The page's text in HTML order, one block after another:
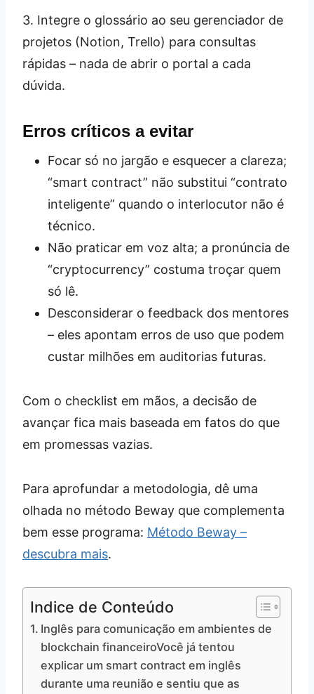
3. Integre o glossário ao seu gerenciador de
projetos (Notion, Trello) para consultas
rápidas – nada de abrir o portal a cada
dúvida.
Erros críticos a evitar
Focar só no jargão e esquecer a clareza;
“smart contract” não substitui “contrato
inteligente” quando o interlocutor não é
técnico.
Não praticar em voz alta; a pronúncia de
“cryptocurrency” costuma troçar quem
só lê.
Desconsiderar o feedback dos mentores
– eles apontam erros de uso que podem
custar milhões em auditorias futuras.
Com o checklist em mãos, a decisão de
avançar fica mais baseada em fatos do que
em promessas vazias.
Para aprofundar a metodologia, dê uma
olhada no método Beway que complementa
bem esse programa: Método Beway –
descubra mais.
Indice de Conteúdo
Inglês para comunicação em ambientes de
blockchain financeiroVocê já tentou
explicar um smart contract em inglês
durante uma reunião e sentiu que as